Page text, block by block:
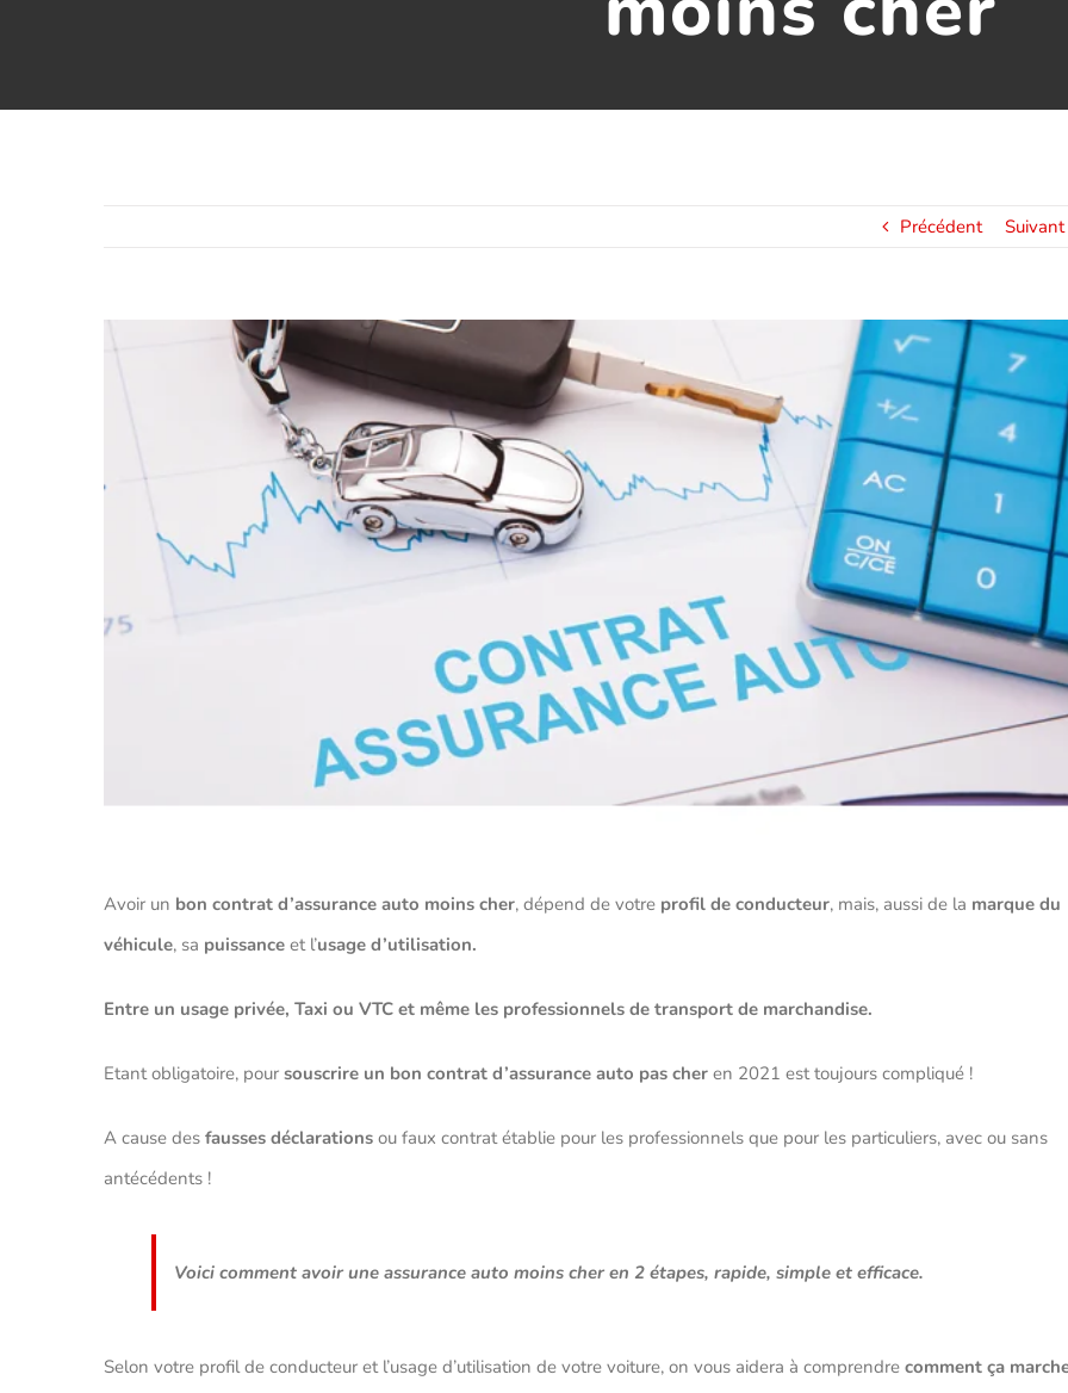
Précédent Suivant
Avoir un bon contrat d’assurance auto moins cher, dépend de votre profil de conducteur, mais, aussi de la marque du
véhicule, sa puissance et l’usage d’utilisation.
Entre un usage privée, Taxi ou VTC et même les professionnels de transport de marchandise.
Etant obligatoire, pour souscrire un bon contrat d’assurance auto pas cher en 2021 est toujours compliqué !
A cause des fausses déclarations ou faux contrat établie pour les professionnels que pour les particuliers, avec ou sans
antécédents !
Voici comment avoir une assurance auto moins cher en 2 étapes, rapide, simple et efficace.
Selon votre profil de conducteur et l’usage d’utilisation de votre voiture, on vous aidera à comprendre comment ça